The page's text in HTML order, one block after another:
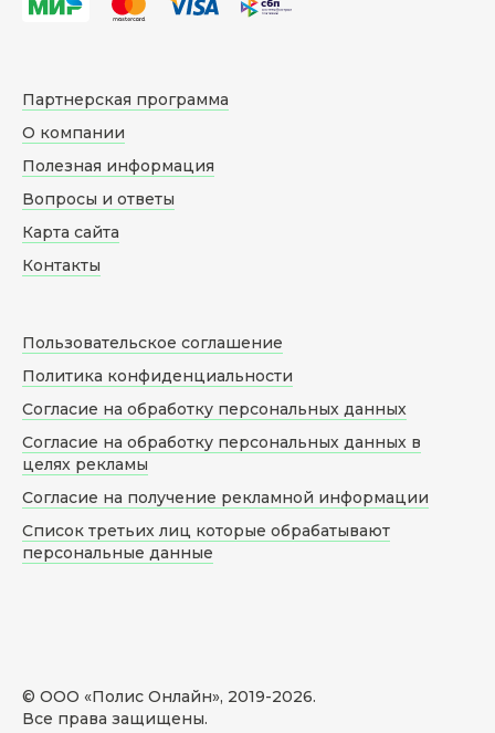
© ООО «Полис Онлайн», 2019-2026.
Все права защищены.
Партнерская программа
О компании
Полезная информация
Вопросы и ответы
Карта сайта
Контакты
Пользовательское соглашение
Политика конфиденциальности
Согласие на обработку персональных данных
Согласие на обработку персональных данных в
целях рекламы
Согласие на получение рекламной информации
Список третьих лиц которые обрабатывают
персональные данные